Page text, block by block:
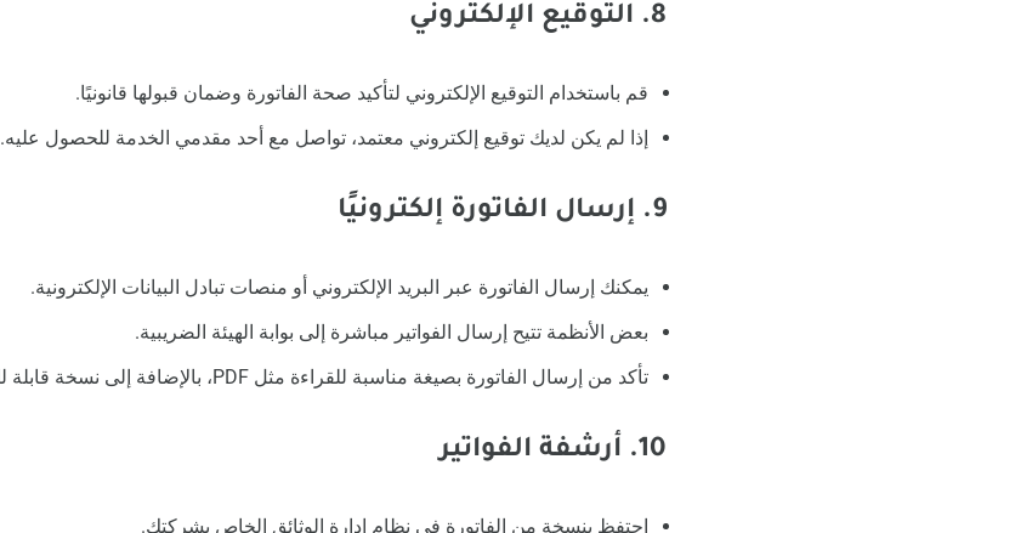
8. التوقيع الإلكتروني
قم باستخدام التوقيع الإلكتروني لتأكيد صحة الفاتورة وضمان قبولها قانونيًا.
إذا لم يكن لديك توقيع إلكتروني معتمد، تواصل مع أحد مقدمي الخدمة للحصول عليه.
9. إرسال الفاتورة إلكترونيًا
يمكنك إرسال الفاتورة عبر البريد الإلكتروني أو منصات تبادل البيانات الإلكترونية.
بعض الأنظمة تتيح إرسال الفواتير مباشرة إلى بوابة الهيئة الضريبية.
تأكد من إرسال الفاتورة بصيغة مناسبة للقراءة مثل PDF، بالإضافة إلى نسخة قابلة للتحليل مثل XML.
10. أرشفة الفواتير
احتفظ بنسخة من الفاتورة في نظام إدارة الوثائق الخاص بشركتك.